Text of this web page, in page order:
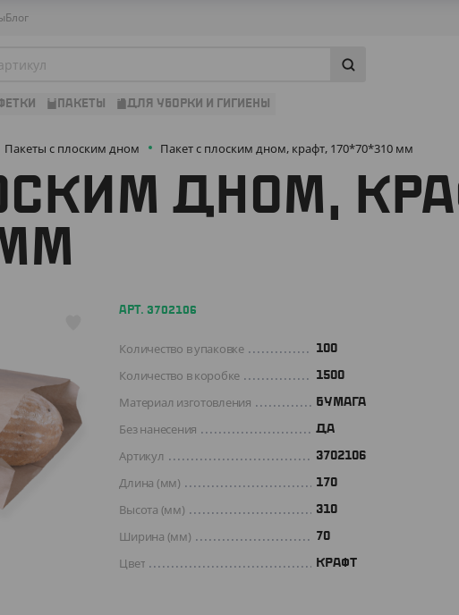
Блог
ПАКЕТЫ ДЛЯ УБОРКИ И ГИГИЕНЫ
Пакеты с плоским дном Пакет с плоским дном, крафт, 170*70*310 мм
ДНОМ,
АРТ. 3702106
Количество в упаковке 100
Количество в коробке 1500
Материал изготовления БУМАГА
Без нанесения ДА
Артикул 3702106
Длина (мм) 170
Высота (мм) 310
Ширина (мм) 70
Цвет КРАФТ